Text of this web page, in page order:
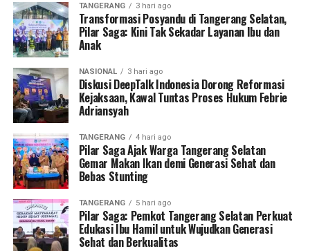
TANGERANG 3 hari ago
Transformasi Posyandu di Tangerang Selatan,
Pilar Saga: Kini Tak Sekadar Layanan Ibu dan
Anak
NASIONAL 3 hari ago
Diskusi DeepTalk Indonesia Dorong Reformasi
Kejaksaan, Kawal Tuntas Proses Hukum Febrie
Adriansyah
TANGERANG 4 hari ago
Pilar Saga Ajak Warga Tangerang Selatan
Gemar Makan Ikan demi Generasi Sehat dan
Bebas Stunting
TANGERANG 5 hari ago
Pilar Saga: Pemkot Tangerang Selatan Perkuat
Edukasi Ibu Hamil untuk Wujudkan Generasi
Sehat dan Berkualitas